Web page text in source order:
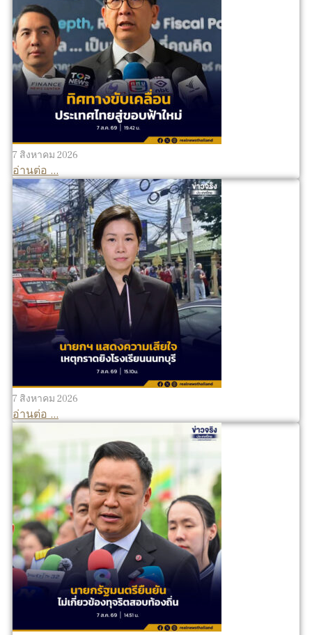
7 สิงหาคม 2026
อ่านต่อ ...
7 สิงหาคม 2026
อ่านต่อ ...